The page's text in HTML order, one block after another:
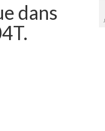
dans